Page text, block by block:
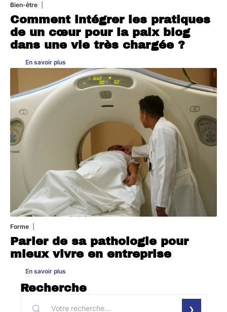
Bien-être
Comment intégrer les pratiques
de un cœur pour la paix blog
dans une vie très chargée ?
En savoir plus
Forme
Parler de sa pathologie pour
mieux vivre en entreprise
En savoir plus
Recherche